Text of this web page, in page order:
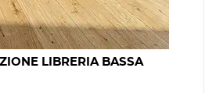
LIBRERIA BASSA